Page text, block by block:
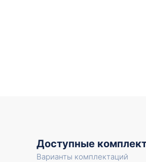
Доступные
Варианты комплектаций